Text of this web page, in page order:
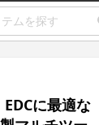
に最適な